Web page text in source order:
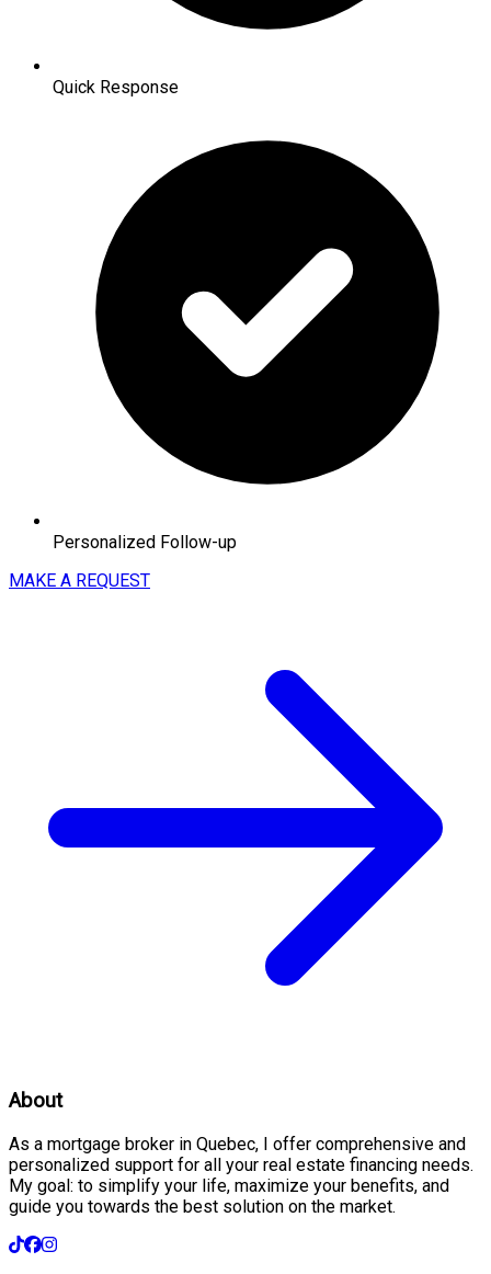
Quick Response
Personalized Follow-up
MAKE A REQUEST
About
As a mortgage broker in Quebec, I offer comprehensive and
personalized support for all your real estate financing needs.
My goal: to simplify your life, maximize your benefits, and
guide you towards the best solution on the market.